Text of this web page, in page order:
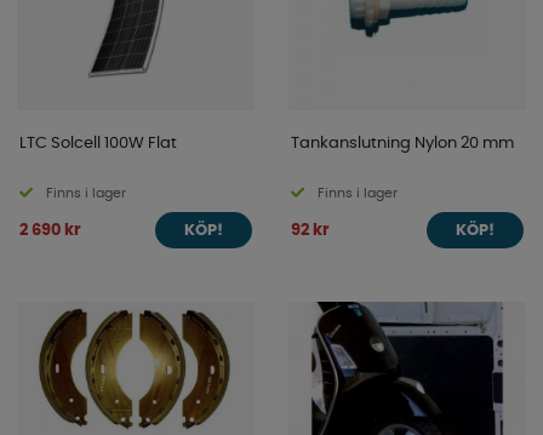
LTC Solcell 100W Flat
Finns i lager
2 690 kr KÖP!
Tankanslutning Nylon 20 mm
Finns i lager
92 kr KÖP!